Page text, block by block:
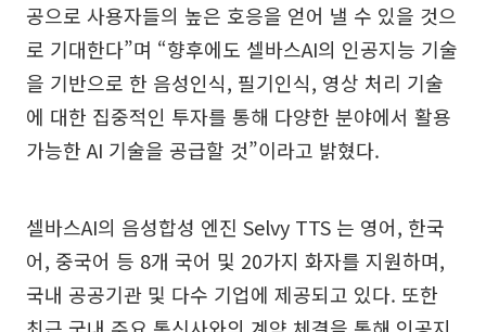
공으로 사용자들의 높은 호응을 얻어 낼 수 있을 것으
로 기대한다”며 “향후에도 셀바스AI의 인공지능 기술
을 기반으로 한 음성인식, 필기인식, 영상 처리 기술
에 대한 집중적인 투자를 통해 다양한 분야에서 활용
가능한 AI 기술을 공급할 것”이라고 밝혔다.
셀바스AI의 음성합성 엔진 Selvy TTS 는 영어, 한국
어, 중국어 등 8개 국어 및 20가지 화자를 지원하며,
국내 공공기관 및 다수 기업에 제공되고 있다. 또한